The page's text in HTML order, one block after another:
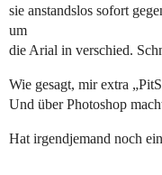
sie anstandslos sofort
um
die Arial in verschied.
Wie gesagt, mir extra
Und über Photoshop
Hat irgendjemand noch